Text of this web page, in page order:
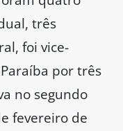
três
foi vice-
por três
no segundo
fevereiro de